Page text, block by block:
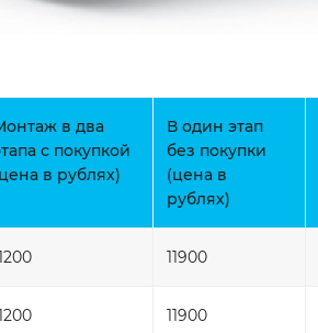
в два
с покупкой
в рублях)
В один этап
без покупки
(цена в
рублях)
11900
11900